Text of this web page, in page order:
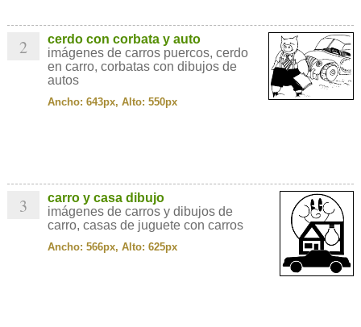
2
cerdo con corbata y auto
imágenes de carros puercos, cerdo
en carro, corbatas con dibujos de
autos
Ancho: 643px, Alto: 550px
3
carro y casa dibujo
imágenes de carros y dibujos de
carro, casas de juguete con carros
Ancho: 566px, Alto: 625px